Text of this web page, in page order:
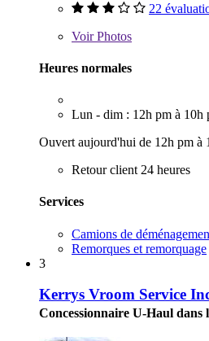
22
VoirPhotos
Heures normales
Lun - dim : 12h pm à 10h
Ouvert aujourd'hui de 12h pm à
Retour client 24 heures
Services
Camions de
Remorques et remorquage
3
Kerrys Vroom Service
Concessionnaire U-Haul dans